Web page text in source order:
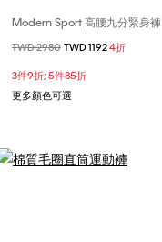
Modern Sport 高腰九分緊身褲
價格扣減從
TWD 2980 至
TWD 11924折
3件9折; 5件85折
更多顏色可選